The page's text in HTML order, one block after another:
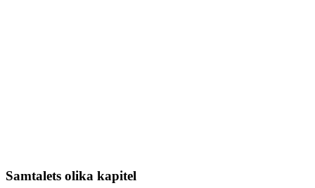
Samtalets olika kapitel